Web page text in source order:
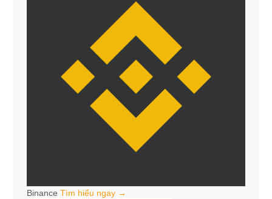
Binance Tìm hiểu ngay →